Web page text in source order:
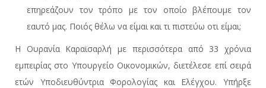
επηρεάζουν τον τρόπο με τον οποίο βλέπουμε τον
εαυτό μας. Ποιός θέλω να είμαι και τι πιστεύω οτι είμαι;
Η Ουρανία Καραϊσαρλή με περισσότερα από 33 χρόνια
εμπειρίας στο Υπουργείο Οικονομικών, διετέλεσε επί σειρά
ετών Υποδιευθύντρια Φορολογίας και Ελέγχου. Υπήρξε